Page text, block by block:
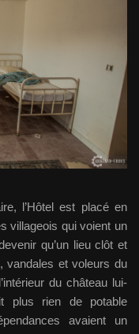
l’Hôtel est placé en
villageois qui voient un
qu’un lieu clôt et
vandales et voleurs du
du château lui-
plus rien de potable
avaient un